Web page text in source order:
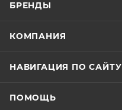
БРЕНДЫ
КОМПАНИЯ
НАВИГАЦИЯ ПО САЙТУ
ПОМОЩЬ